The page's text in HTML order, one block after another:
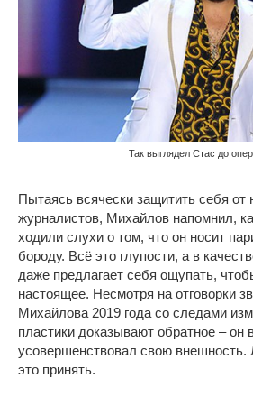
Так выглядел Стас до
Пытаясь всячески защитить себя от
журналистов, Михайлов напомнил,
ходили слухи о том, что он носит
бороду. Всё это глупости, а в
даже предлагает себя ощупать,
настоящее. Несмотря на отговорки
Михайлова 2019 года со следами
пластики доказывают обратное – он
усовершенствовал свою
это принять.